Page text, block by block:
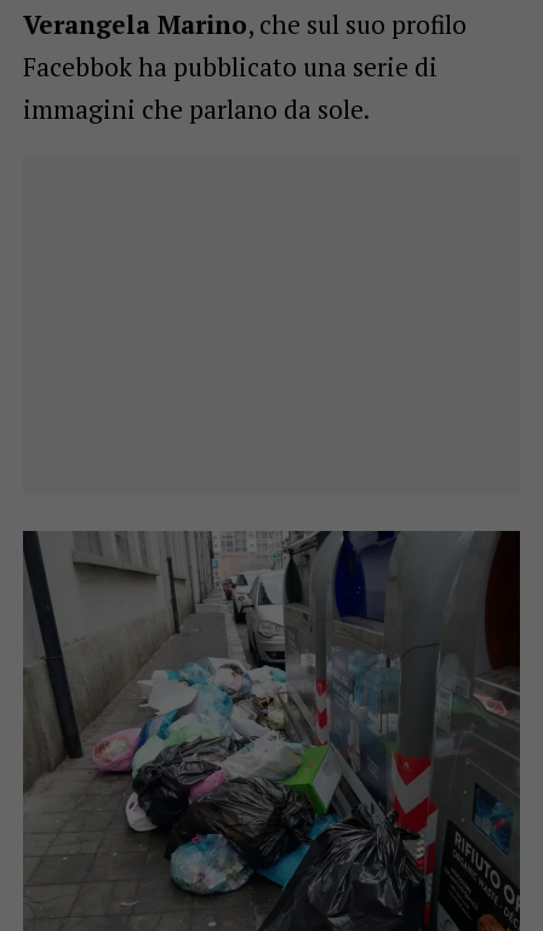
Verangela Marino, che sul suo profilo
Facebbok ha pubblicato una serie di
immagini che parlano da sole.